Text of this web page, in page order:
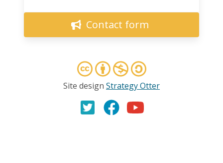
Contact form
Site design Strategy Otter